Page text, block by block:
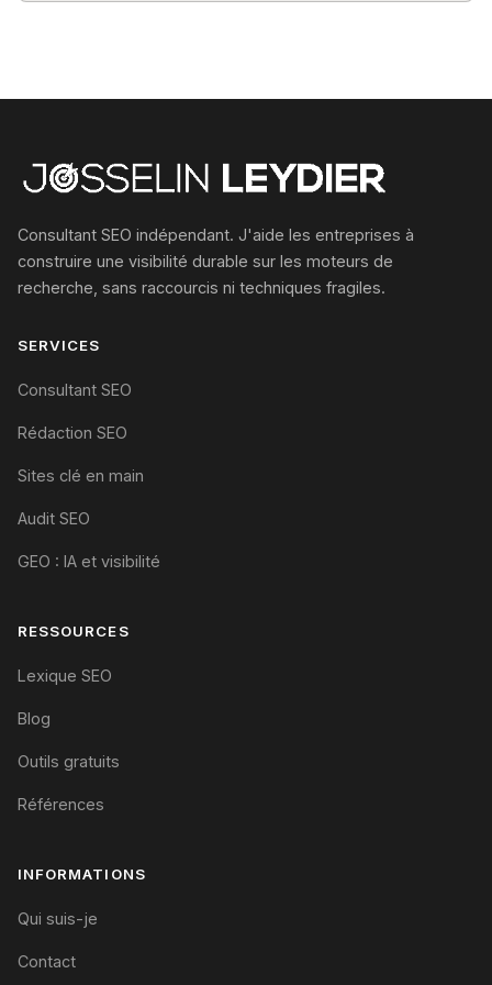
Consultant SEO indépendant. J'aide les entreprises à
construire une visibilité durable sur les moteurs de
recherche, sans raccourcis ni techniques fragiles.
SERVICES
Consultant SEO
Rédaction SEO
Sites clé en main
Audit SEO
GEO : IA et visibilité
RESSOURCES
Lexique SEO
Blog
Outils gratuits
Références
INFORMATIONS
Qui suis-je
Contact